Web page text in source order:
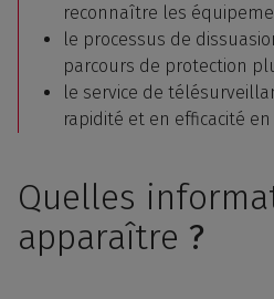
reconnaître les
le processus de
parcours de protection
le service de
rapidité et en efficacité en
Quelles
apparaître ?